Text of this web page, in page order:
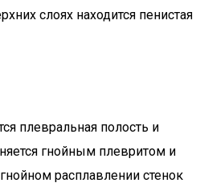
слоях находится пенистая
плевральная полость и
гнойным плевритом и
расплавлении стенок